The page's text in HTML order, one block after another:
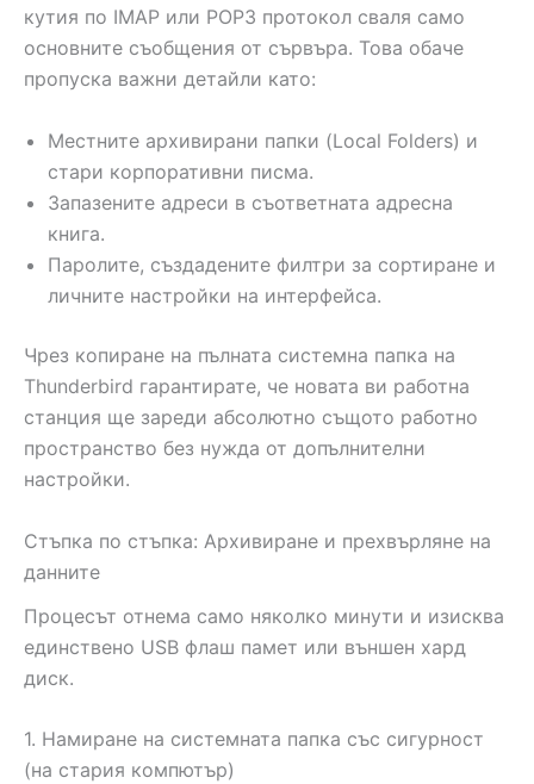
кутия по IMAP или POP3 протокол сваля само
основните съобщения от сървъра. Това обаче
пропуска важни детайли като:
Местните архивирани папки (Local Folders) и
стари корпоративни писма.
Запазените адреси в съответната адресна
книга.
Паролите, създадените филтри за сортиране и
личните настройки на интерфейса.
Чрез копиране на пълната системна папка на
Thunderbird гарантирате, че новата ви работна
станция ще зареди абсолютно същото работно
пространство без нужда от допълнителни
настройки.
Стъпка по стъпка: Архивиране и прехвърляне на
данните
Процесът отнема само няколко минути и изисква
единствено USB флаш памет или външен хард
диск.
1. Намиране на системната папка със сигурност
(на стария компютър)